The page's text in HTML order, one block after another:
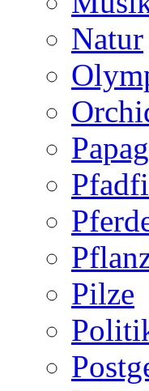
Natur
Pilze